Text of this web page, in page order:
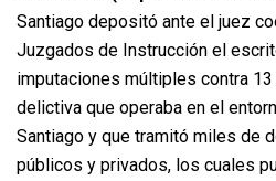
Santiago depositó ante el juez
Juzgados de Instrucción el
imputaciones múltiples contra
delictiva que operaba en el
Santiago y que tramitó miles de
públicos y privados, los cuales